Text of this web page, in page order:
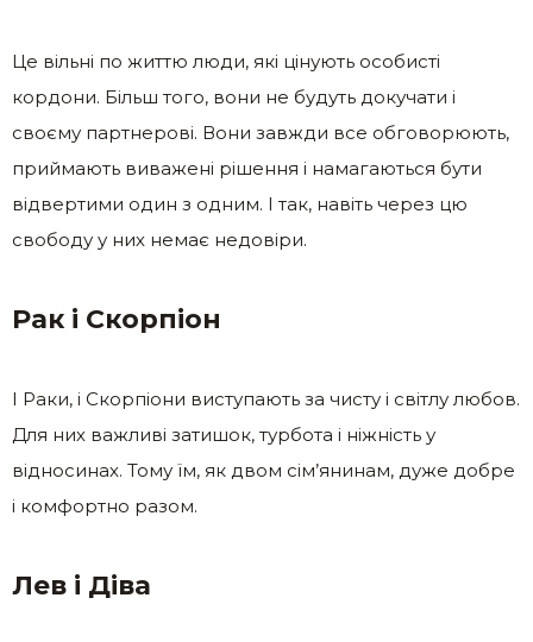
Це вільні по життю люди, які цінують особисті
кордони. Більш того, вони не будуть докучати і
своєму партнерові. Вони завжди все обговорюють,
приймають виважені рішення і намагаються бути
відвертими один з одним. І так, навіть через цю
свободу у них немає недовіри.
Рак і Скорпіон
І Раки, і Скорпіони виступають за чисту і світлу любов.
Для них важливі затишок, турбота і ніжність у
відносинах. Тому їм, як двом сім’янинам, дуже добре
і комфортно разом.
Лев і Діва